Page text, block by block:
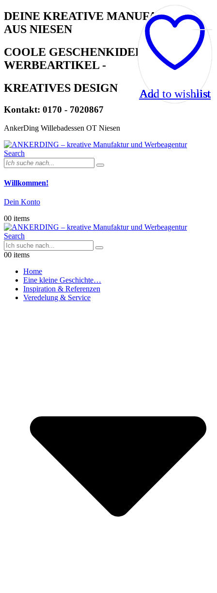
DEINE KREATIVE MANUFAKTUR
AUS NIESEN
COOLE GESCHENKIDEEN -
WERBEARTIKEL -
KREATIVES DESIGN
Kontakt: 0170 - 7020867
AnkerDing Willebadessen OT Niesen
Search
Willkommen!
Dein Konto
00 items
Search
00 items
Home
Eine kleine Geschichte…
Inspiration & Referenzen
Veredelung & Service
Add to wishlist
Add to wishlist
Add to wishlist
Add to wishlist
Add to wishlist
Add to wishlist
Add to wishlist
Add to wishlist
Add to wishlist
Add to wishlist